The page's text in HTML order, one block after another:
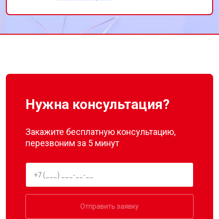
дверцы
Замена нижнего уплотнителя
дверцы
Замена заливного шланга от 850 ₽
Спасибо за восстановление моего
холодильника!
Нужна консультация?
Закажите бесплатную консультацию,
перезвоним за 5 минут
Отправить заявку